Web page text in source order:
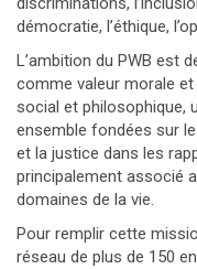
démocratie, l’éthique,
L’ambition du PWB est
comme valeur morale
social et philosophique,
ensemble fondées sur
et la justice dans les
principalement associé
domaines de la vie.
Pour remplir cette
réseau de plus de 150